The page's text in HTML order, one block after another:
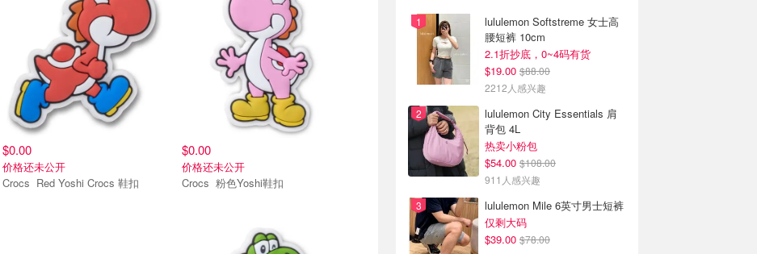
$0.00
价格还未公开
Crocs Red Yoshi Crocs 鞋扣
$0.00
价格还未公开
Crocs 粉色Yoshi鞋扣
lululemon Softstreme 女士高
腰短裤 10cm
2.1折抄底，0~4码有货
$19.00 $88.00
2212人感兴趣
lululemon City Essentials 肩
背包 4L
热卖小粉包
$54.00 $108.00
911人感兴趣
lululemon Mile 6英寸男士短裤
仅剩大码
$39.00 $78.00